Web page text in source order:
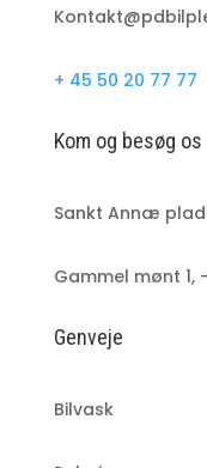
+ 45 50 20 77 77
Kom og besøg os
Sankt Annæ
Gammel mønt 1, -
Genveje
Bilvask